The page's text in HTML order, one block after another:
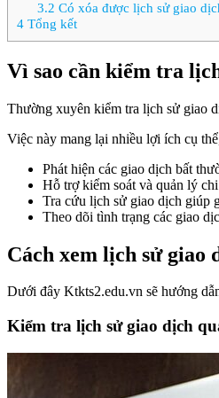
3.2 Có xóa được lịch sử giao
4 Tổng kết
Vì sao cần kiểm tra
Thường xuyên kiểm tra lịch sử giao
Việc này mang lại nhiều lợi ích cụ
Phát hiện các giao dịch bất
Hỗ trợ kiểm soát và quản lý
Tra cứu lịch sử giao dịch giúp
Theo dõi tình trạng các giao
Cách xem lịch sử giao
Dưới đây Ktkts2.edu.vn sẽ hướng
Kiểm tra lịch sử giao dịch